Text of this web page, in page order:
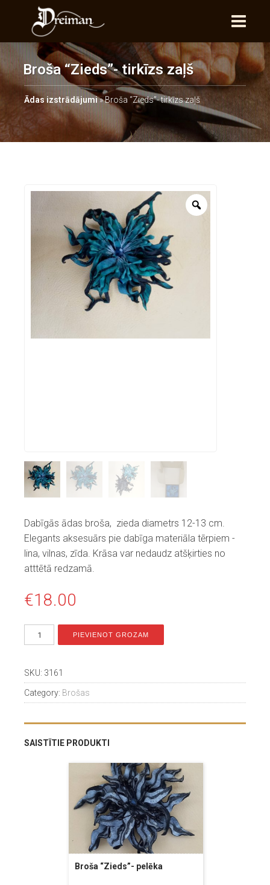
Broša “Zieds”- tirkīzs zaļš
Ādas izstrādājumi»Broša “Zieds”- tirkīzs zaļš
Dabīgās ādas broša, zieda diametrs 12-13 cm.
Elegants aksesuārs pie dabīga materiāla tērpiem -
lina, vilnas, zīda. Krāsa var nedaudz atšķirties no
atttētā redzamā.
€18.00
PIEVIENOT GROZAM
SKU: 3161
Category: Brošas
SAISTĪTIE PRODUKTI
Broša “Zieds”- pelēka